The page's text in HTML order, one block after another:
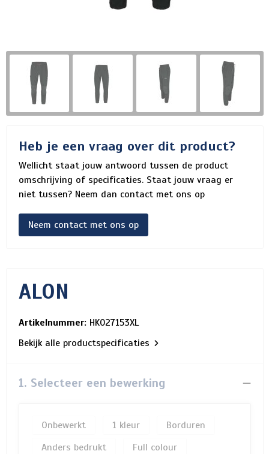
Heb je een vraag over dit product?
Wellicht staat jouw antwoord tussen de product
omschrijving of specificaties. Staat jouw vraag er
niet tussen? Neem dan contact met ons op
Neem contact met ons op
ALON
Artikelnummer: HK027153XL
Bekijk alle productspecificaties
1. Selecteer een bewerking
Onbewerkt 1
Borduren
Anders bedrukt
Full colour